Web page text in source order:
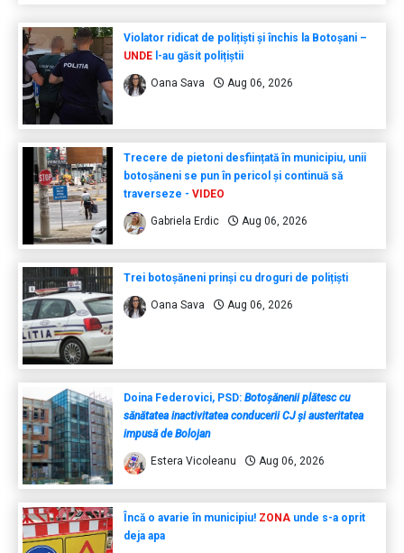
Violator ridicat de polițiști și închis la Botoșani –
UNDEl-au găsit polițiștii
Oana Sava Aug 06, 2026
Trecere de pietoni desființată în municipiu, unii
botoșăneni se pun în pericol și continuă să
traverseze - VIDEO
Gabriela Erdic Aug 06, 2026
Trei botoșăneni prinși cu droguri de polițiști
Oana Sava Aug 06, 2026
Doina Federovici, PSD: Botoșănenii plătesc cu
sănătatea inactivitatea conducerii CJ și austeritatea
impusă de Bolojan
Estera Vicoleanu Aug 06, 2026
Încă o avarie în municipiu!ZONA unde s-a oprit
deja apa